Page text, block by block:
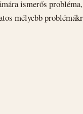
ismerős
mélyebb